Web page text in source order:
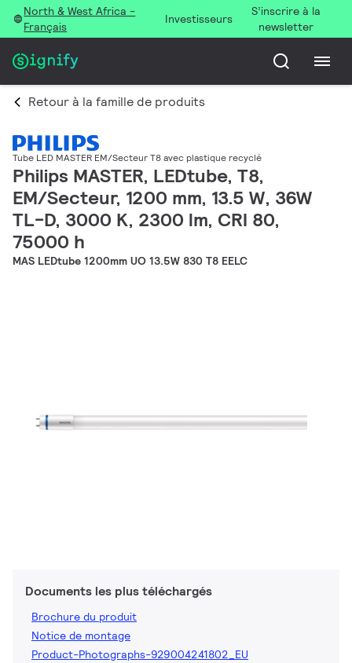
North & West Africa -
Français
Investisseurs
S’inscrire à la
newsletter
Retour à la famille de produits
Tube LED MASTER EM/Secteur T8 avec plastique recyclé
Philips MASTER, LEDtube, T8,
EM/Secteur, 1200 mm, 13.5 W, 36W
TL-D, 3000 K, 2300 lm, CRI 80,
75000 h
MAS LEDtube 1200mm UO 13.5W 830 T8 EELC
Documents les plus téléchargés
Brochure du produit
Notice de montage
Product-Photographs-929004241802_EU